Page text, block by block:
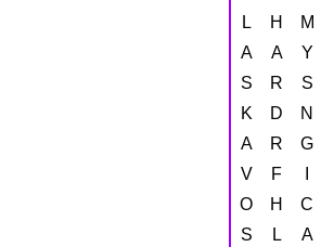
L
H M
Á
Á Y
S
R S
K
D N
A
R G
V
F
O
H C
S
L A